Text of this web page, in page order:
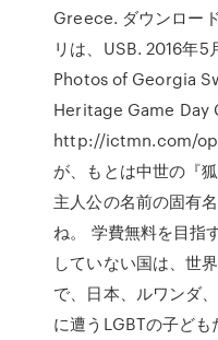
Greece. ダウンロー
リは、USB. 2016年
Photos of Georgia
Heritage Game Day
http://ictmn.com/
が、もとは中世の『
主人公の名前の固有
ね。 学費無料を目指
していない国は、世
で、日本、ルワンダ
に遭うLGBTの子ど